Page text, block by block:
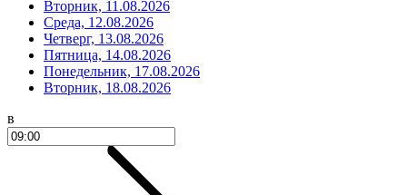
Вторник, 11.08.2026
Среда, 12.08.2026
Четверг, 13.08.2026
Пятница, 14.08.2026
Понедельник, 17.08.2026
Вторник, 18.08.2026
в